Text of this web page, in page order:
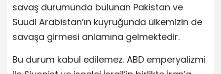
savaş durumunda bulunan Pakistan ve
Suudi Arabistan’ın kuyruğunda ülkemizin de
savaşa girmesi anlamına gelmektedir.
Bu durum kabul edilemez. ABD emperyalizmi